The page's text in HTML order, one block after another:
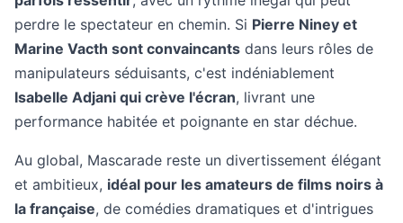
perdre le spectateur en chemin. Si Pierre Niney et
Marine Vacth sont convaincants dans leurs rôles de
manipulateurs séduisants, c'est indéniablement
Isabelle Adjani qui crève l'écran, livrant une
performance habitée et poignante en star déchue.
Au global, Mascarade reste un divertissement élégant
et ambitieux, idéal pour les amateurs de films noirs à
la française, de comédies dramatiques et d'intrigues